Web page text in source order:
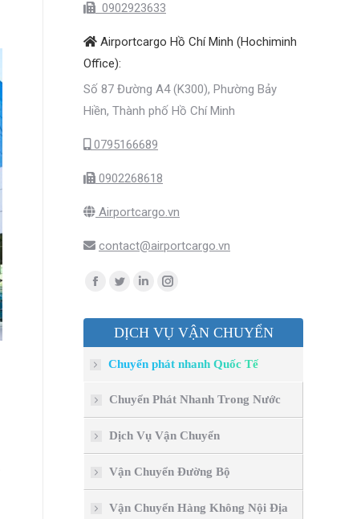
0902923633
Airportcargo Hồ Chí Minh (Hochiminh
Office):
Số 87 Đường A4 (K300), Phường Bảy
Hiền, Thành phố Hồ Chí Minh
0795166689
0902268618
Airportcargo.vn
contact@airportcargo.vn
Find us on:
Facebook
opens
window
Twitter
opens
new
window
Linkedin
opens
new
window
Instagram
opens
window
DỊCH VỤ VẬN CHUYỂN
Chuyển phát nhanh Quốc Tế
Chuyển Phát Nhanh Trong Nước
Dịch Vụ Vận Chuyển
Vận Chuyển Đường Bộ
Vận Chuyển Hàng Không Nội Địa